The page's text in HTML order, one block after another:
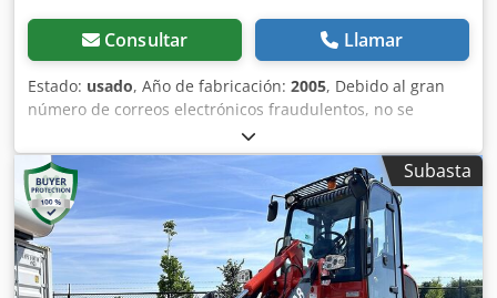
Consultar Llamar
Estado: usado, Año de fabricación: 2005, Debido al gran
número de correos electrónicos fraudulentos, no se
responderá a los correos electrónicos. WhatsApp
¡¡Incendio en el cableado del alternador!! Dedpfx
Amjztlhdexjkr «Salvo error, omisión e intermediación»Subasta